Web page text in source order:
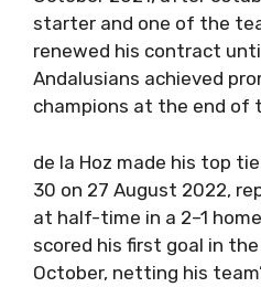
starter and one of the
renewed his contract
Andalusians achieved
champions at the end of
de la Hoz made his top
30 on 27 August 2022,
at half-time in a 2–1
scored his first goal in
October, netting his